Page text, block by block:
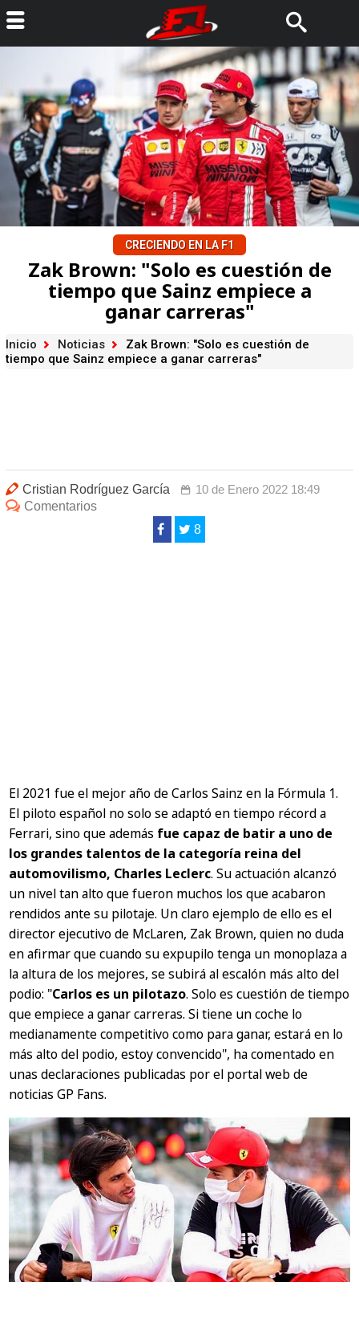
CRECIENDO EN LA F1
Zak Brown: "Solo es cuestión de
tiempo que Sainz empiece a
ganar carreras"
Inicio Noticias
Zak Brown: "Solo es cuestión de
tiempo que Sainz empiece a ganar carreras"
Cristian Rodríguez García
10 de Enero 2022 18:49
Comentarios
8
El 2021 fue el mejor año de Carlos Sainz en la Fórmula 1.
El piloto español no solo se adaptó en tiempo récord a
Ferrari, sino que además fue capaz de batir a uno de
los grandes talentos de la categoría reina del
automovilismo, Charles Leclerc. Su actuación alcanzó
un nivel tan alto que fueron muchos los que acabaron
rendidos ante su pilotaje. Un claro ejemplo de ello es el
director ejecutivo de McLaren, Zak Brown, quien no duda
en afirmar que cuando su expupilo tenga un monoplaza a
la altura de los mejores, se subirá al escalón más alto del
podio: "Carlos es un pilotazo. Solo es cuestión de tiempo
que empiece a ganar carreras. Si tiene un coche lo
medianamente competitivo como para ganar, estará en lo
más alto del podio, estoy convencido", ha comentado en
unas declaraciones publicadas por el portal web de
noticias GP Fans.